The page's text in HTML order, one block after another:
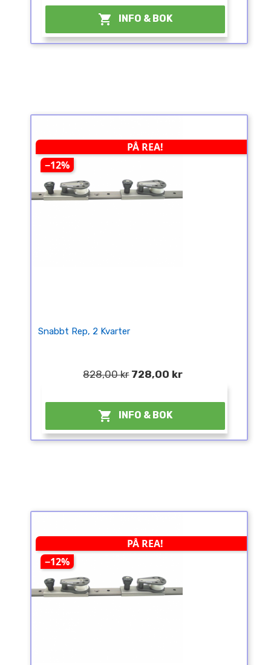
¤
 INFO & BOK
PÅ REA!
−12%
Snabbt Rep, 2 Kvarter
828,00 kr 728,00 kr
 INFO & BOK
PÅ REA!
−12%